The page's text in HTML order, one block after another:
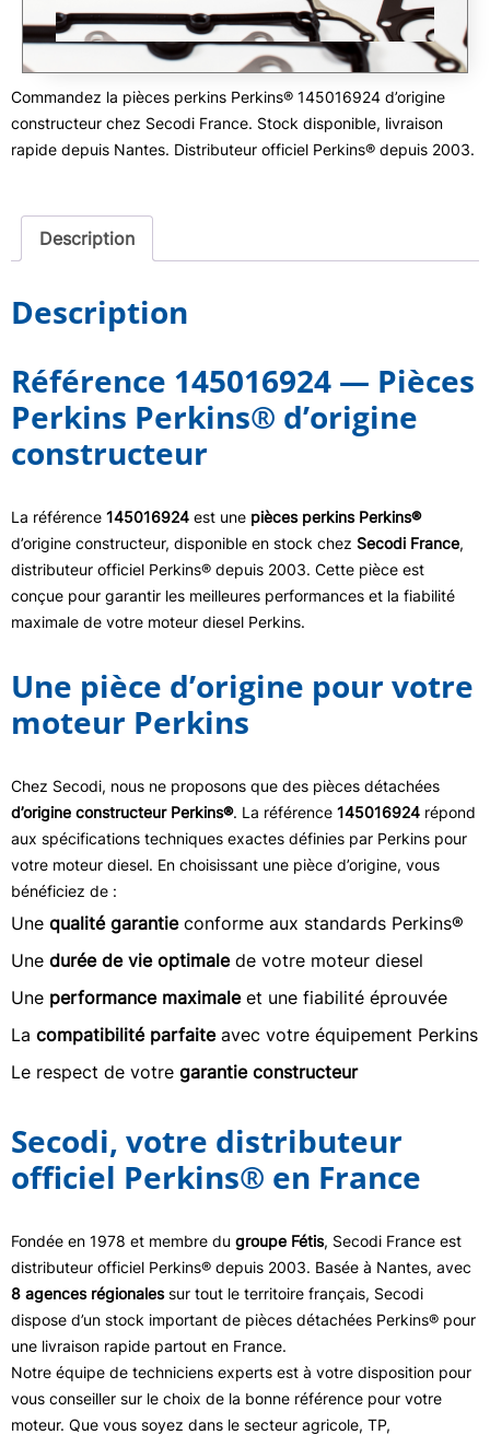
Commandez la pièces perkins Perkins® 145016924 d’origine
constructeur chez Secodi France. Stock disponible, livraison
rapide depuis Nantes. Distributeur officiel Perkins® depuis 2003.
Description
Description
Référence 145016924 — Pièces
Perkins Perkins® d’origine
constructeur
La référence 145016924 est une pièces perkins Perkins®
d’origine constructeur, disponible en stock chez Secodi France,
distributeur officiel Perkins® depuis 2003. Cette pièce est
conçue pour garantir les meilleures performances et la fiabilité
maximale de votre moteur diesel Perkins.
Une pièce d’origine pour votre
moteur Perkins
Chez Secodi, nous ne proposons que des pièces détachées
d’origine constructeur Perkins®. La référence 145016924 répond
aux spécifications techniques exactes définies par Perkins pour
votre moteur diesel. En choisissant une pièce d’origine, vous
bénéficiez de :
Une qualité garantieconforme aux standards Perkins®
Une durée de vie optimalede votre moteur diesel
Une performance maximaleet une fiabilité éprouvée
La compatibilité parfaiteavec votre équipement Perkins
Le respect de votre garantie constructeur
Secodi, votre distributeur
officiel Perkins® en France
Fondée en 1978 et membre du groupe Fétis, Secodi France est
distributeur officiel Perkins® depuis 2003. Basée à Nantes, avec
8 agences régionalessur tout le territoire français, Secodi
dispose d’un stock important de pièces détachées Perkins® pour
une livraison rapide partout en France.
Notre équipe de techniciens experts est à votre disposition pour
vous conseiller sur le choix de la bonne référence pour votre
moteur. Que vous soyez dans le secteur agricole, TP,